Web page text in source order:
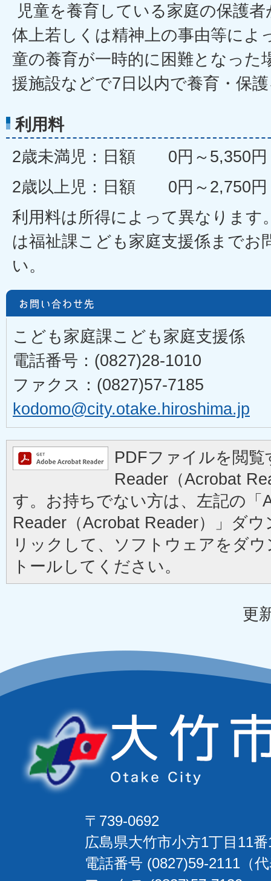
児童を養育している家庭の保護
体上若しくは精神上の事由等によ
童の養育が一時的に困難となった
援施設などで7日以内で養育・保
利用料
2歳未満児：日額 0円～5,350円
2歳以上児：日額 0円～2,750円
利用料は所得によって異なります
は福祉課こども家庭支援係までお
い。
こども家庭課こども家庭支援係
電話番号：(0827)28-1010
ファクス：(0827)57-7185
kodomo@city.otake.hiroshima.jp
PDFファイルを閲
Reader（Acrobat
す。お持ちでない方は、左記の「
Reader（Acrobat Reader）」ダ
リックして、ソフトウェアをダ
トールしてください。
更
〒739-0692
広島県大竹市小方1丁目11
電話番号 (0827)59-2111（